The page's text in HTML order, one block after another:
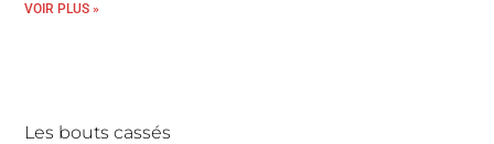
VOIR PLUS »
Les bouts cassés